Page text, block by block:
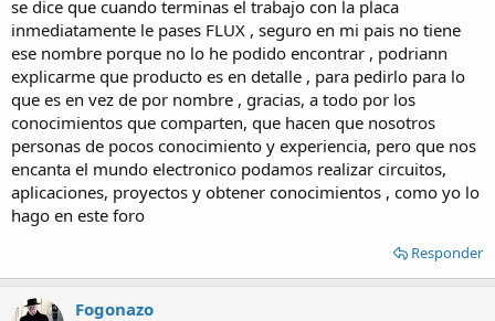
se dice que cuando terminas el trabajo con la placa
inmediatamente le pases FLUX , seguro en mi pais no tiene
ese nombre porque no lo he podido encontrar , podriann
explicarme que producto es en detalle , para pedirlo para lo
que es en vez de por nombre , gracias, a todo por los
conocimientos que comparten, que hacen que nosotros
personas de pocos conocimiento y experiencia, pero que nos
encanta el mundo electronico podamos realizar circuitos,
aplicaciones, proyectos y obtener conocimientos , como yo lo
hago en este foro
Responder
Fogonazo